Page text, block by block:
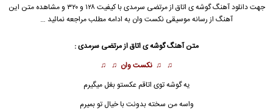
جهت دانلود آهنگ گوشه ی اتاق ازمرتضی سرمدی
با کیفیت ۱۲۸ و ۳۲۰ و مشاهده متن این
آهنگ از رسانه موسیقی نکست وان به ادامه مطلب مراجعه نمائید …
متن آهنگ گوشه ی اتاق ازمرتضی سرمدی:
♫ ♫ نکست وان ♫ ♫
یه گوشه توی اتاقم عکستو بغل میگیرم
واسه من سخته بدونت با خیال تو بمیرم